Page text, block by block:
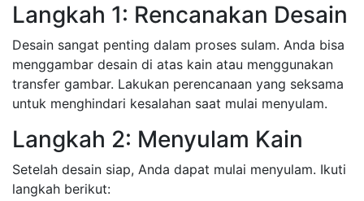
Langkah 1: Rencanakan Desain
Desain sangat penting dalam proses sulam. Anda bisa
menggambar desain di atas kain atau menggunakan
transfer gambar. Lakukan perencanaan yang seksama
untuk menghindari kesalahan saat mulai menyulam.
Langkah 2: Menyulam Kain
Setelah desain siap, Anda dapat mulai menyulam. Ikuti
langkah berikut: